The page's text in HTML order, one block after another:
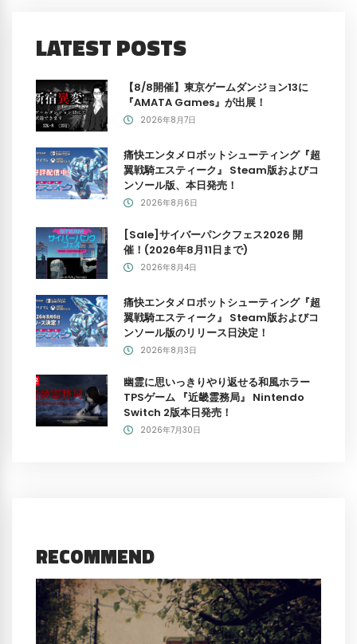
LATEST POSTS
【8/8開催】東京ゲームダンジョン13に
『AMATA Games』が出展！
2026年8月7日
痛快エンタメロボットシューティング『超
翼戦騎エスティーク』 Steam版およびコ
ンソール版、本日発売！
2026年8月6日
[Sale]サイバーパンクフェス2026 開
催！(2026年8月11日まで)
2026年8月4日
痛快エンタメロボットシューティング『超
翼戦騎エスティーク』 Steam版およびコ
ンソール版のリリース日決定！
2026年8月3日
幽霊に思いっきりやり返せる和風ホラー
TPSゲーム 『近畿霊務局』 Nintendo
Switch 2版本日発売！
2026年7月30日
RECOMMEND